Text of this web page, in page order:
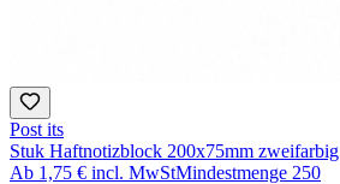
Post its
Stuk Haftnotizblock 200x75mm zweifarbig
Ab 1,75 € incl. MwStMindestmenge 250